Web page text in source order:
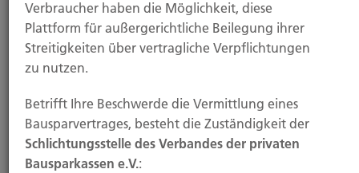
24.10.2025
Dieselskandal für nichtig
Der Bundesgerichtshof (BGH) hat entschieden: Der
Vergleich, den Volkswagen mit seinen...
Verbraucher haben die Möglichkeit, diese
Plattform für außergerichtliche Beilegung ihrer
Streitigkeiten über vertragliche Verpflichtungen
zu nutzen.
Betrifft Ihre Beschwerde die Vermittlung eines
Bausparvertrages, besteht die Zuständigkeit der
Schlichtungsstelle des Verbandes der privaten
Bausparkassen e.V.: